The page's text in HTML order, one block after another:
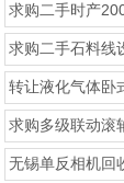
求购二手时产
求购二手石料线
转让液化气体卧
求购多级联动滚
无锡单反相机回